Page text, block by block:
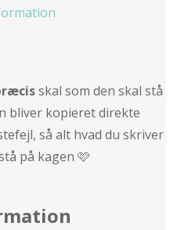
skal som den skal stå
bliver kopieret direkte
så alt hvad du skriver i
på kagen 🩷